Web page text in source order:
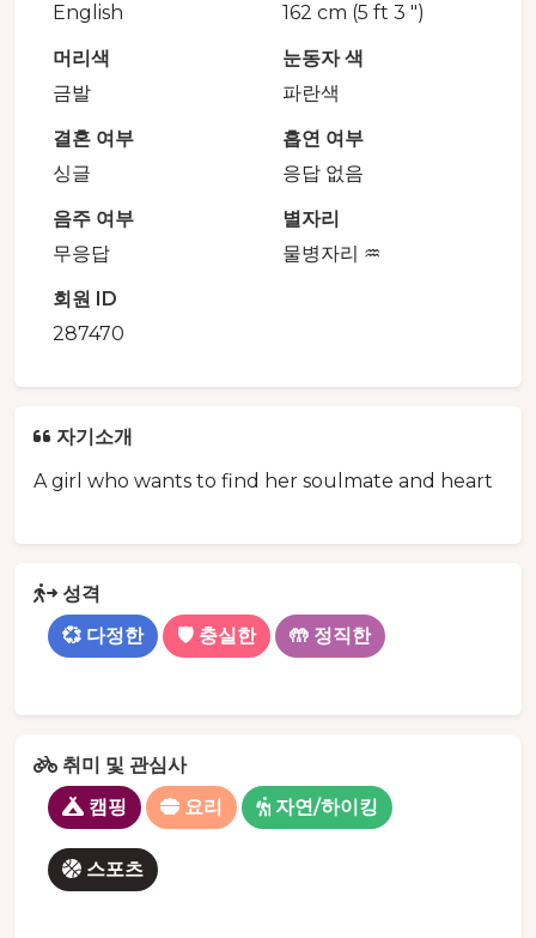
English
162 cm (5 ft 3 ")
머리색
금발
눈동자 색
파란색
결혼 여부
싱글
흡연 여부
응답 없음
음주 여부
무응답
별자리
물병자리 ♒️
회원 ID
287470
자기소개
A girl who wants to find her soulmate and heart
성격
💞 다정한
🛡️ 충실한 🤲 정직한
취미 및 관심사
캠핑
요리 자연/하이킹
스포츠